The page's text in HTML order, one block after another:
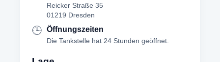
Reicker Straße 35
01219 Dresden
🕒 Öffnungszeiten
Die Tankstelle hat 24 Stunden geöffnet.